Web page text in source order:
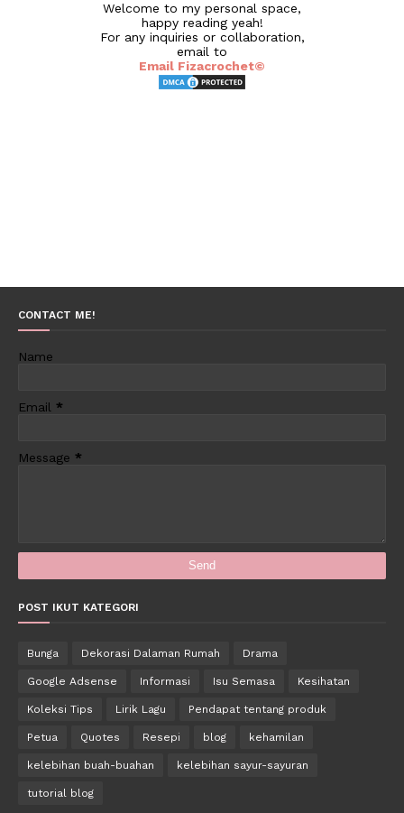
Welcome to my personal space,
happy reading yeah!
For any inquiries or collaboration,
email to
Email Fizacrochet©
CONTACT ME!
Name
Email *
Message *
POST IKUT KATEGORI
Bunga Dekorasi Dalaman Rumah Drama
Google Adsense Informasi Isu Semasa Kesihatan
Koleksi Tips Lirik Lagu Pendapat tentang produk
Petua Quotes Resepi blog kehamilan
kelebihan buah-buahan kelebihan sayur-sayuran
tutorial blog